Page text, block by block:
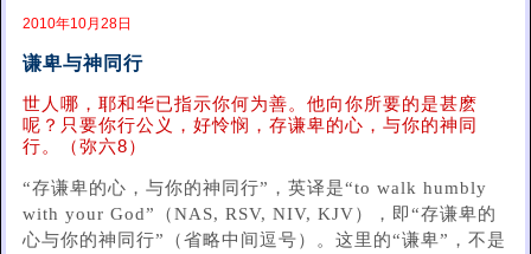
2010年10月28日
谦卑与神同行
世人哪，耶和华已指示你何为善。他向你所要的是甚麽
呢？只要你行公义，好怜悯，存谦卑的心，与你的神同
行。（弥六8）
“存谦卑的心，与你的神同行”，英译是“to walk humbly
with your God”（NAS, RSV, NIV, KJV），即“存谦卑的
心与你的神同行”（省略中间逗号）。这里的“谦卑”，不是